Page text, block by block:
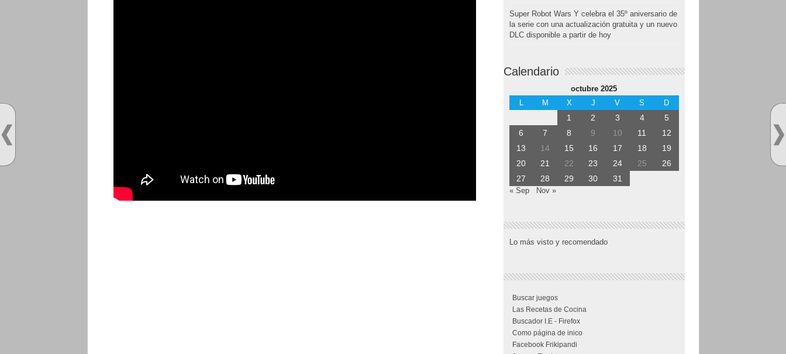
Super Robot Wars Y celebra el 35º aniversario de
la serie con una actualización gratuita y un nuevo
DLC disponible a partir de hoy
Calendario
octubre 2025
L
M X J V S D
1 2 3 4
5
6
7 8 9 10 11
12
13
14 15 16 17 18
19
20
21 22 23 24 25
26
27
28 29 30 31
« Sep Nov »
Lo más visto y recomendado
Buscar juegos
Las Recetas de Cocina
Buscador I.E - Firefox
Como página de inico
Facebook Frikipandi